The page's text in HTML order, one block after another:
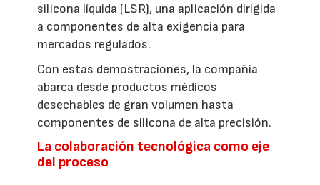
silicona líquida (LSR), una aplicación dirigida
a componentes de alta exigencia para
mercados regulados.
Con estas demostraciones, la compañía
abarca desde productos médicos
desechables de gran volumen hasta
componentes de silicona de alta precisión.
La colaboración tecnológica como eje
del proceso